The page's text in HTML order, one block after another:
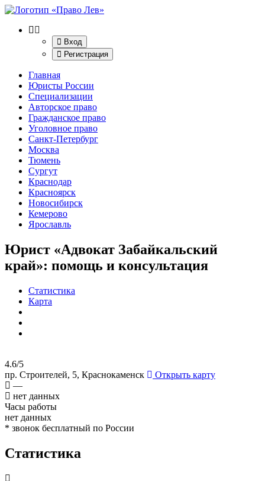
Вход
Регистрация
Главная
Юристы России
Специализации
Авторское право
Гражданское право
Уголовное право
Санкт-Петербург
Москва
Тюмень
Сургут
Краснодар
Красноярск
Новосибирск
Кемерово
Ярославль
Юрист «Адвокат Забайкальский
край»: помощь и консультация
Статистика
Карта
4.6/5
пр. Строителей, 5, Краснокаменск
Открыть карту
—
нет данных
Часы работы
нет данных
* звонок бесплатный по России
Статистика